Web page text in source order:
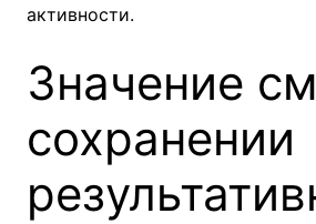
активности.
Значение
сохранении